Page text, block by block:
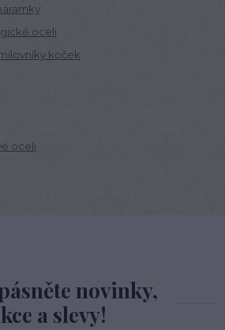
oceli
koček
oceli
novinky,
a slevy!